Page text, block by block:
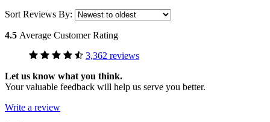
Sort Reviews By:
4.5 Average Customer Rating
3,362 reviews
Let us know what you think.
Your valuable feedback will help us serve you better.
Write a review